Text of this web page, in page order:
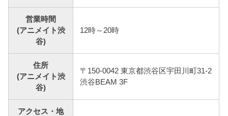
営業時間
(アニメイト渋
谷)
12時～20時
住所
(アニメイト渋
谷)
〒150-0042 東京都渋谷区宇田川町31-2
渋谷BEAM 3F
アクセス・地